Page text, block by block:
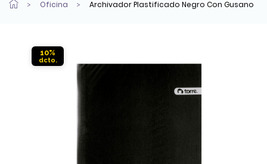
Oficina Archivador Plastificado Negro Con Gusano
10%